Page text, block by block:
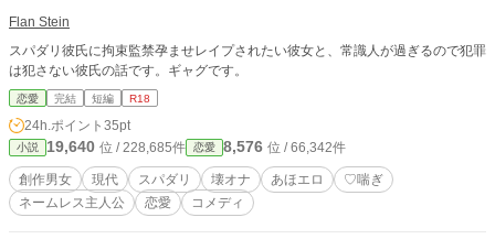
Flan Stein
スパダリ彼氏に拘束監禁孕ませレイプされたい彼女と、常識人が過ぎるので犯罪
は犯さない彼氏の話です。ギャグです。
恋愛 完結 短編 R18
24h.ポイント 35pt
小説 19,640 位 / 228,685件 恋愛 8,576 位 / 66,342件
創作男女 現代 スパダリ 壊オナ あほエロ
♡喘ぎ
ネームレス主人公
恋愛 コメディ